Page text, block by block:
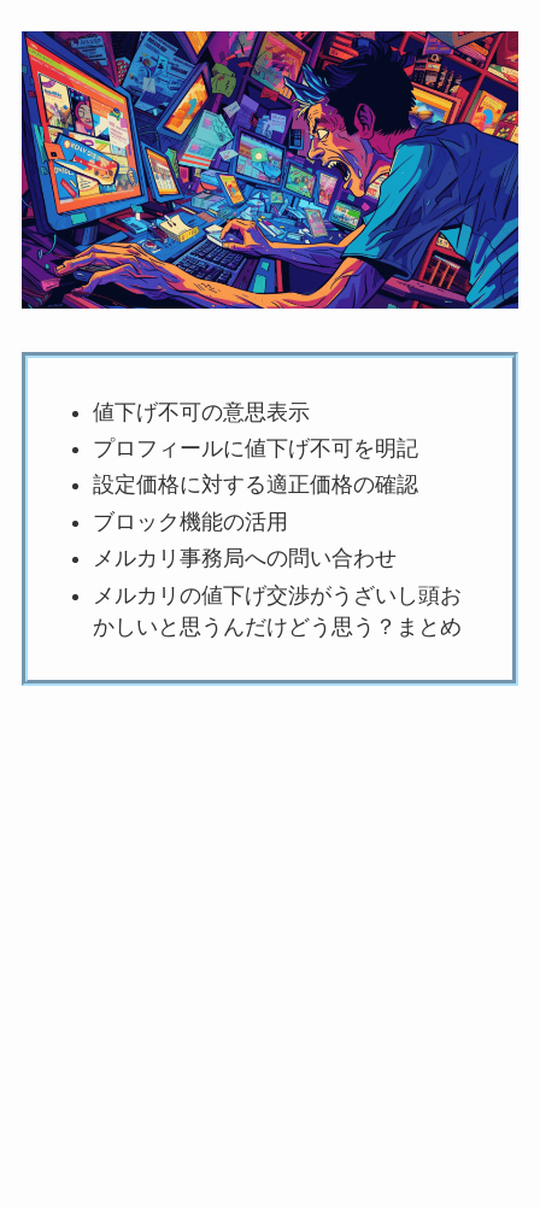
値下げ不可の意思表示
プロフィールに値下げ不可を明記
設定価格に対する適正価格の確認
ブロック機能の活用
メルカリ事務局への問い合わせ
メルカリの値下げ交渉がうざいし頭お
かしいと思うんだけどう思う？まとめ